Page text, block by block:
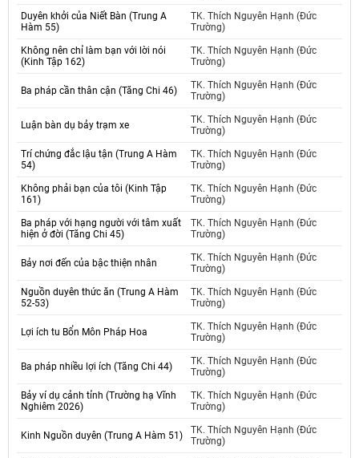
Duyên khởi của Niết Bàn (Trung A
Hàm 55)
TK. Thích Nguyên Hạnh (Đức
Trường)
Không nên chỉ làm bạn với lời nói
(Kinh Tập 162)
TK. Thích Nguyên Hạnh (Đức
Trường)
Ba pháp cần thân cận (Tăng Chi 46)
TK. Thích Nguyên Hạnh (Đức
Trường)
Luận bàn dụ bảy trạm xe
TK. Thích Nguyên Hạnh (Đức
Trường)
Trí chứng đắc lậu tận (Trung A Hàm
54)
TK. Thích Nguyên Hạnh (Đức
Trường)
Không phải bạn của tôi (Kinh Tập
161)
TK. Thích Nguyên Hạnh (Đức
Trường)
Ba pháp với hạng người với tâm xuất
hiện ở đời (Tăng Chi 45)
TK. Thích Nguyên Hạnh (Đức
Trường)
Bảy nơi đến của bậc thiện nhân
TK. Thích Nguyên Hạnh (Đức
Trường)
Nguồn duyên thức ăn (Trung A Hàm
52-53)
TK. Thích Nguyên Hạnh (Đức
Trường)
Lợi ích tu Bổn Môn Pháp Hoa
TK. Thích Nguyên Hạnh (Đức
Trường)
Ba pháp nhiều lợi ích (Tăng Chi 44)
TK. Thích Nguyên Hạnh (Đức
Trường)
Bảy ví dụ cảnh tỉnh (Trường hạ Vĩnh
Nghiêm 2026)
TK. Thích Nguyên Hạnh (Đức
Trường)
Kinh Nguồn duyên (Trung A Hàm 51)
TK. Thích Nguyên Hạnh (Đức
Trường)